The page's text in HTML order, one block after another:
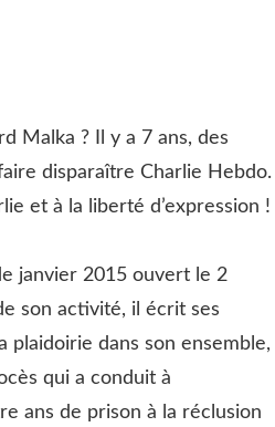
Malka ? Il y a 7 ans, des
disparaître Charlie Hebdo.
et à la liberté d’expression !
janvier 2015 ouvert le 2
son activité, il écrit ses
plaidoirie dans son ensemble,
qui a conduit à
ans de prison à la réclusion